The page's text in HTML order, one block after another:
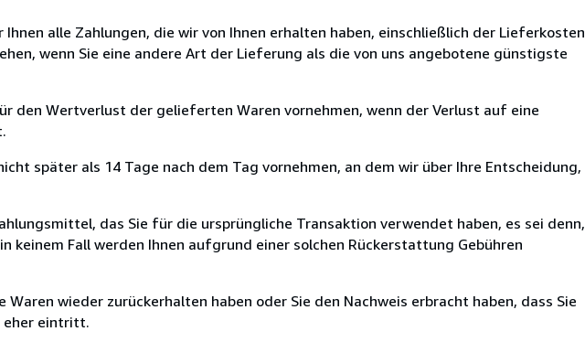
alle Zahlungen, die wir von Ihnen erhalten haben, einschließlich der Lieferkosten
wenn Sie eine andere Art der Lieferung als die von uns angebotene günstigste
den Wertverlust der gelieferten Waren vornehmen, wenn der Verlust auf eine
später als 14 Tage nach dem Tag vornehmen, an dem wir über Ihre Entscheidung,
das Sie für die ursprüngliche Transaktion verwendet haben, es sei denn,
keinem Fall werden Ihnen aufgrund einer solchen Rückerstattung Gebühren
wieder zurückerhalten haben oder Sie den Nachweis erbracht haben, dass Sie
eher eintritt.